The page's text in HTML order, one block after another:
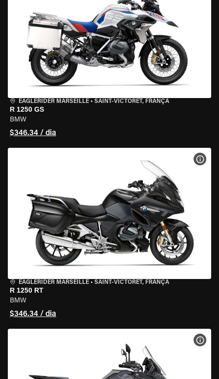
EAGLERIDER MARSEILLE • SAINT-VICTORET, FRANÇA
R 1250 GS
BMW
$346.34 / dia
EAGLERIDER MARSEILLE • SAINT-VICTORET, FRANÇA
R 1250 RT
BMW
$346.34 / dia
VER
VER